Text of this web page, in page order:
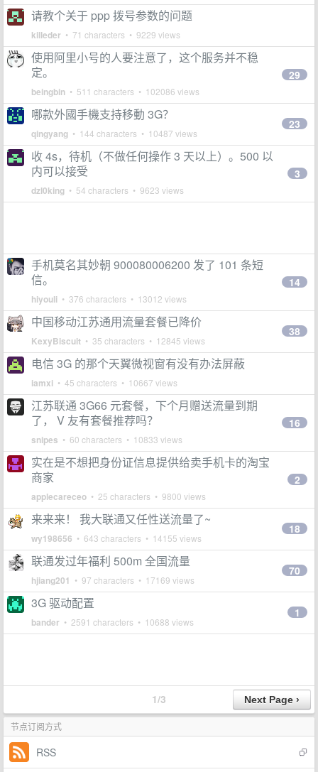
请教个关于 ppp 拨号参数的问题
killeder • 71 characters • 9229 views
使用阿里小号的人要注意了，这个服务并不稳
定。
beingbin • 511 characters • 102086 views
29
哪款外國手機支持移動 3G？
qingyang • 144 characters • 10487 views
23
收 4s，待机（不做任何操作 3 天以上）。500 以
内可以接受
dzl0king • 54 characters • 9623 views
3
手机莫名其妙朝 900080006200 发了 101 条短
信。
hiyouli • 376 characters • 13012 views
14
中国移动江苏通用流量套餐已降价
KexyBiscuit • 35 characters • 12845 views
38
电信 3G 的那个天翼微视窗有没有办法屏蔽
iamxi • 45 characters • 10667 views
江苏联通 3G66 元套餐，下个月赠送流量到期
了， V 友有套餐推荐吗？
snipes • 60 characters • 10833 views
16
实在是不想把身份证信息提供给卖手机卡的淘宝
商家
applecareceo • 25 characters • 9800 views
2
来来来！ 我大联通又任性送流量了~
wy198656 • 643 characters • 14155 views
18
联通发过年福利 500m 全国流量
hjiang201 • 97 characters • 17169 views
70
3G 驱动配置
bander • 2591 characters • 10688 views
1
1/3
节点订阅方式
RSS